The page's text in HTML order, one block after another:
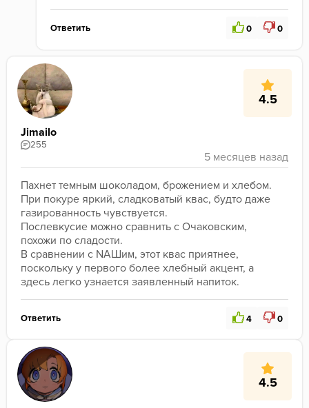
Ответить 0 0
4.5
Jimailo
255
Пахнет темным шоколадом, брожением и хлебом.
При покуре яркий, сладковатый квас, будто даже
газированность чувствуется.
Послевкусие можно сравнить с Очаковским,
похожи по сладости.
В сравнении с NAШим, этот квас приятнее,
поскольку у первого более хлебный акцент, а
здесь легко узнается заявленный напиток.
Ответить 4 0
4.5